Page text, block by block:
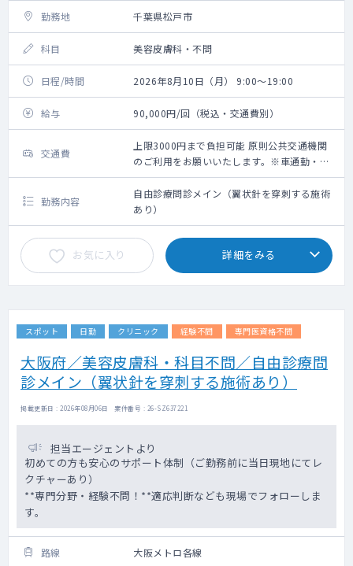
勤務地 千葉県松戸市
科目 美容皮膚科・不問
日程/時間 2026年8月10日（月） 9:00～19:00
給与 90,000円/回（税込・交通費別）
交通費
上限3000円まで負担可能 原則公共交通機関
のご利用をお願いいたします。※車通勤・タ
クシー利用要相談
勤務内容
自由診療問診メイン（翼状針を穿刺する施術
あり）
お気に入り 詳細をみる
スポット 日勤 クリニック 経験不問 専門医資格不問
大阪府／美容皮膚科・科目不問／自由診療問
診メイン（翼状針を穿刺する施術あり）
掲載更新日 : 2026年08月06日 案件番号 : 26-SZ637221
担当エージェントより
初めての方も安心のサポート体制（ご勤務前に当日現地にてレ
クチャーあり）
**専門分野・経験不問！**適応判断なども現場でフォローしま
す。
路線 大阪メトロ各線